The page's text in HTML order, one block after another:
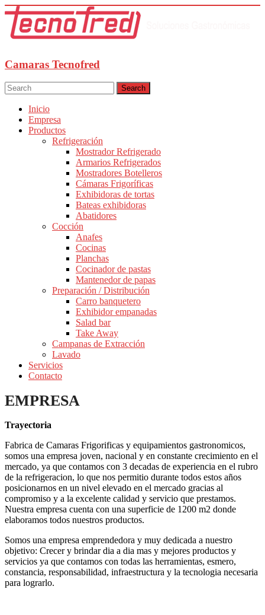
Camaras Tecnofred
Search
Inicio
Empresa
Productos
Refrigeración
Mostrador Refrigerado
Armarios Refrigerados
Mostradores Botelleros
Cámaras Frigoríficas
Exhibidoras de tortas
Bateas exhibidoras
Abatidores
Cocción
Anafes
Cocinas
Planchas
Cocinador de pastas
Mantenedor de papas
Preparación / Distribución
Carro banquetero
Exhibidor empanadas
Salad bar
Take Away
Campanas de Extracción
Lavado
Servicios
Contacto
EMPRESA
Trayectoria
Fabrica de Camaras Frigorificas y equipamientos gastronomicos,
somos una empresa joven, nacional y en constante crecimiento en el
mercado, ya que contamos con 3 decadas de experiencia en el rubro
de la refrigeracion, lo que nos permitio durante todos estos años
posicionarnos en un nivel elevado en el mercado gracias al
compromiso y a la excelente calidad y servicio que prestamos.
Nuestra empresa cuenta con una superficie de 1200 m2 donde
elaboramos todos nuestros productos.
Somos una empresa emprendedora y muy dedicada a nuestro
objetivo: Crecer y brindar dia a dia mas y mejores productos y
servicios ya que contamos con todas las herramientas, esmero,
constancia, responsabilidad, infraestructura y la tecnologia necesaria
para lograrlo.